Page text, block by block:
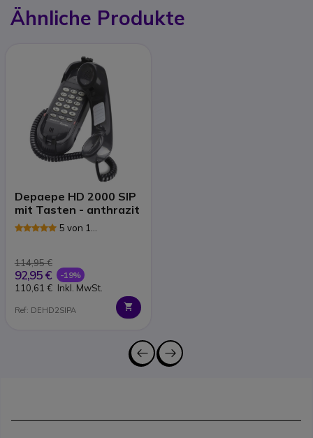
Ähnliche Produkte
Depaepe HD 2000 SIP
mit Tasten - anthrazit
5 von 1
114,95 €
92,95 € -19%
110,61 € Inkl. MwSt.
Ref: DEHD2SIPA